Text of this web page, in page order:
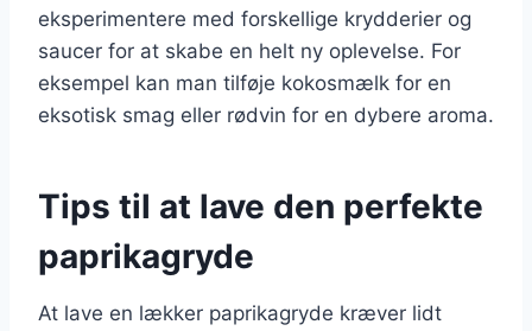
eksperimentere med forskellige krydderier og
saucer for at skabe en helt ny oplevelse. For
eksempel kan man tilføje kokosmælk for en
eksotisk smag eller rødvin for en dybere aroma.
Tips til at lave den perfekte
paprikagryde
At lave en lækker paprikagryde kræver lidt